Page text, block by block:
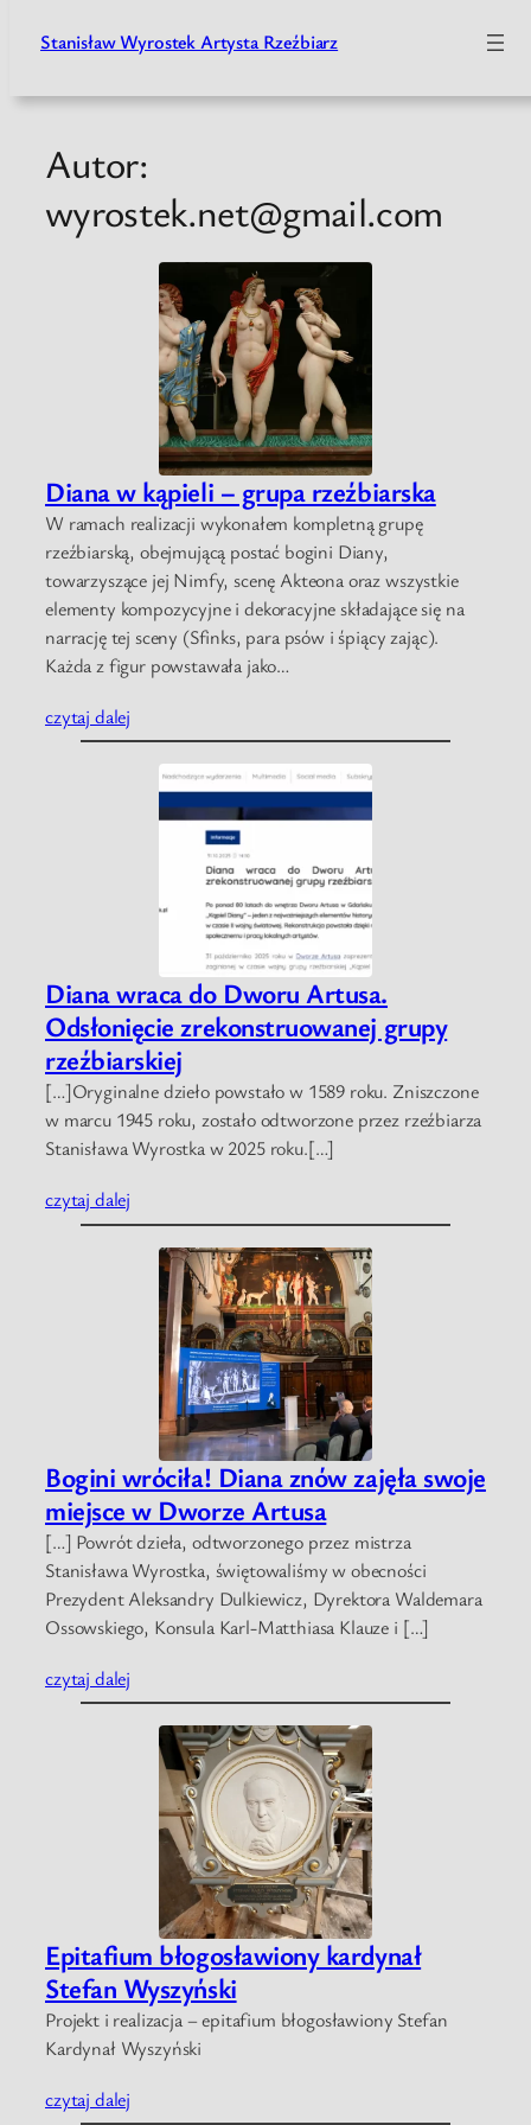
Przejdź
treści
Autor:
wyrostek.net@gmail.com
Diana w kąpieli – grupa rzeźbiarska
W ramach realizacji wykonałem kompletną grupę
rzeźbiarską, obejmującą postać bogini Diany,
towarzyszące jej Nimfy, scenę Akteona oraz wszystkie
elementy kompozycyjne i dekoracyjne składające się na
narrację tej sceny (Sfinks, para psów i śpiący zając).
Każda z figur powstawała jako…
czytaj dalej
Diana wraca do Dworu Artusa.
Odsłonięcie zrekonstruowanej grupy
rzeźbiarskiej
[…]Oryginalne dzieło powstało w 1589 roku. Zniszczone
w marcu 1945 roku, zostało odtworzone przez rzeźbiarza
Stanisława Wyrostka w 2025 roku.[…]
czytaj dalej
Bogini wróciła! Diana znów zajęła swoje
miejsce w Dworze Artusa
[…] Powrót dzieła, odtworzonego przez mistrza
Stanisława Wyrostka, świętowaliśmy w obecności
Prezydent Aleksandry Dulkiewicz, Dyrektora Waldemara
Ossowskiego, Konsula Karl-Matthiasa Klauze i […]
czytaj dalej
Epitafium błogosławiony kardynał
Stefan Wyszyński
Projekt i realizacja – epitafium błogosławiony Stefan
Kardynał Wyszyński
czytaj dalej
Stanisław Wyrostek Artysta Rzeźbiarz